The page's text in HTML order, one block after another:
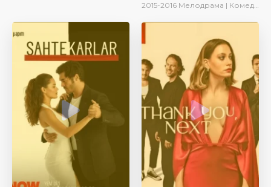
2015-2016 Мелодрама | Комедия